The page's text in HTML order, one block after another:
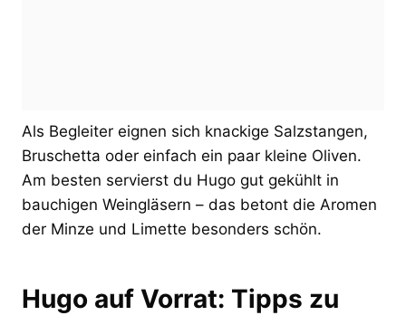
Als Begleiter eignen sich knackige Salzstangen,
Bruschetta oder einfach ein paar kleine Oliven.
Am besten servierst du Hugo gut gekühlt in
bauchigen Weingläsern – das betont die Aromen
der Minze und Limette besonders schön.
Hugo auf Vorrat: Tipps zu